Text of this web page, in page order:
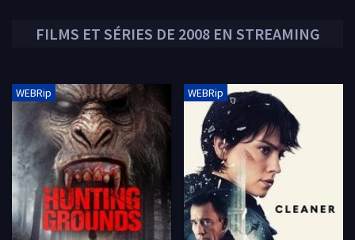
FILMS ET SÉRIES DE 2008EN STREAMING
WEBRip WEBRip